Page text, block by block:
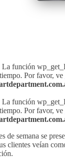
La función
Por favor, ve
La función
Por favor, ve
de semana se
clientes veían